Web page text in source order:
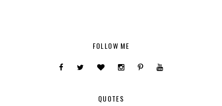
FOLLOW ME
QUOTES